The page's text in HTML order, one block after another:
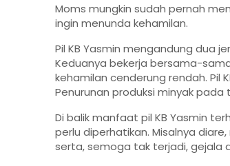
Moms mungkin sudah pernah
ingin menunda kehamilan.
Pil KB Yasmin mengandung dua
Keduanya bekerja bersama-
kehamilan cenderung rendah. Pil
Penurunan produksi minyak
Di balik manfaat pil KB Yasmin
perlu diperhatikan. Misalnya
serta, semoga tak terjadi, gejala